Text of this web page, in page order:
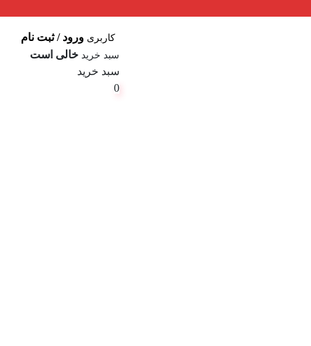
کاربری ورود / ثبت نام
سبد خرید خالی است
سبد خرید
0